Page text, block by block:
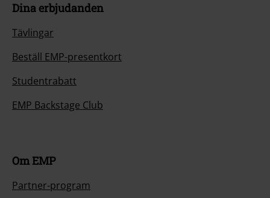
Dina erbjudanden
Tävlingar
Beställ EMP-presentkort
Studentrabatt
EMP Backstage Club
Om EMP
Partner-program